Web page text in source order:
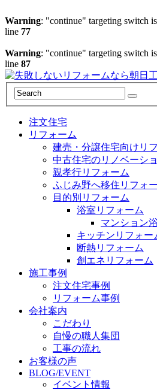
Warning: "continue" targeting switch
line 77
Warning: "continue" targeting switch
line 87
注文住宅
リフォーム
建売・分譲住宅向けリ
中古住宅のリノベーシ
親孝行リフォーム
ふじみ野へ移住リフォ
目的別リフォーム
浴室リフォーム
マンション
キッチンリフォー
断熱リフォーム
創エネリフォーム
施工事例
注文住宅事例
リフォーム事例
会社案内
こだわり
自慢の職人集団
工事の流れ
お客様の声
BLOG/EVENT
イベント情報